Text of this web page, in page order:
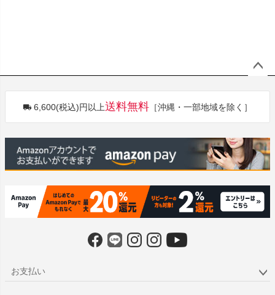
へ
6,600(税込)円以上送料無料 ［沖縄・一部地域を除く］
お支払い